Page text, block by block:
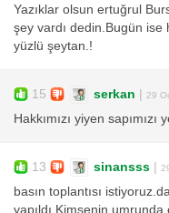
Yazıklar olsun ertuğrul
şey vardı dedin.Bugün ise
yüzlü şeytan.!
15 serkan | 29
Hakkımızı yiyen sapımızı
13 sinansss |
basın toplantısı
yapıldı.Kimsenin umrunda